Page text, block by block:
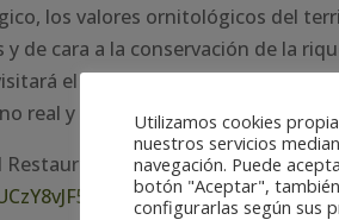
los valores ornitológicos del
de cara a la conservación de la
el observatorio de la Buitrera
real y otras especies de aves muy
ARSE en Híjar a las
Utilizamos cookies
nuestros servicios
navegación. Puede
botón "Aceptar",
configurarlas según sus